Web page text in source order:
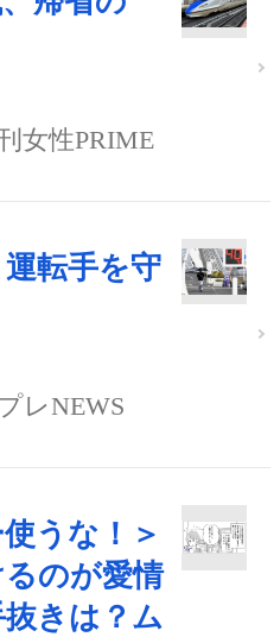
女性PRIME
転手を守
レNEWS
うな！＞
のが愛情
きは？ム